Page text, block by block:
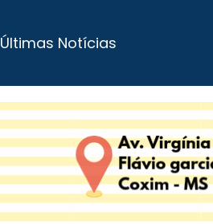
Últimas Notícias